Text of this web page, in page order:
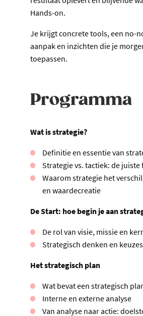
Hands-on.
Je krijgt concrete tools, een no-
aanpak en inzichten die je
toepassen.
Programma
Wat is strategie?
Definitie en essentie van
Strategie vs. tactiek: de juiste
Waarom strategie het
en waardecreatie
De Start: hoe begin je aan
De rol van visie, missie en
Strategisch denken en
Het strategisch plan
Wat bevat een strategisch
Interne en externe analyse
Van analyse naar actie: